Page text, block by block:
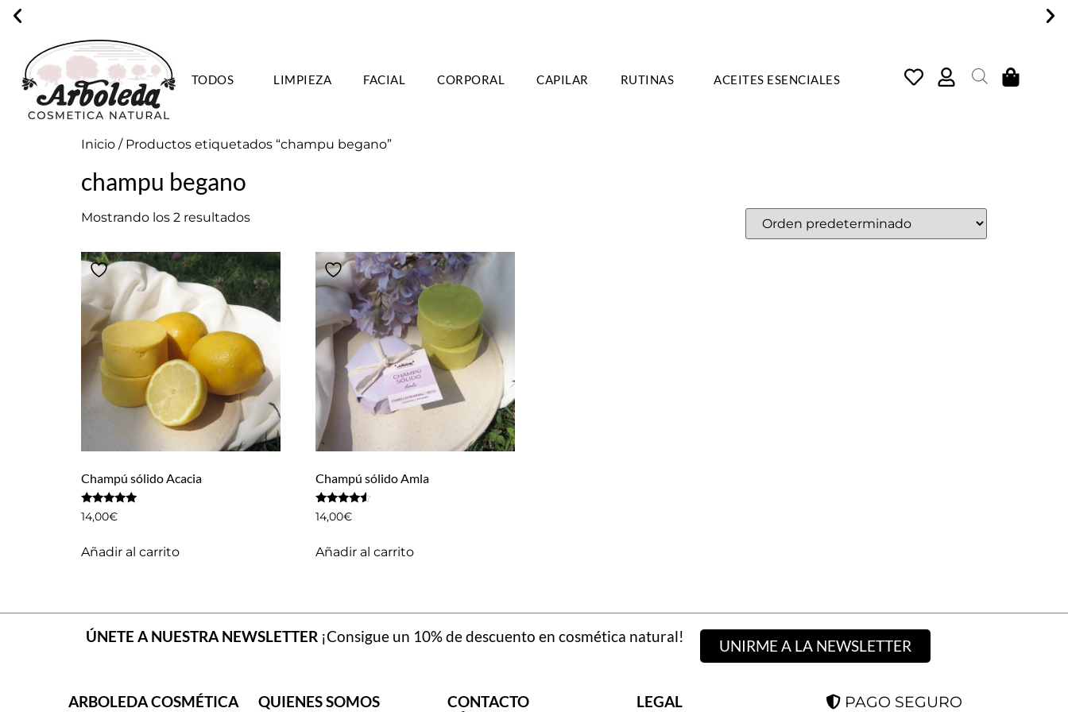
ENVÍO GRATIS A PARTIR DE 39€ EN PENÍNSULA - 2/3
COSMÉTICA NATURAL,
TODOS LIMPIEZA FACIAL CORPORAL CAPILAR RUTINAS ACEITES ESENCIALES
Inicio / Productos etiquetados “champu begano”
champu begano
Mostrando los 2 resultados
Champú sólido Acacia
Valorado
con
de 5
14,00€
Añadir al carrito
Champú sólido Amla
Valorado
con
de 5
14,00€
Añadir al carrito
ÚNETE A NUESTRA NEWSLETTER¡Consigue un 10% de descuento en cosmética natural!
UNIRME A LA NEWSLETTER
ARBOLEDA COSMÉTICA QUIENES SOMOS CONTACTO LEGAL PAGO SEGURO